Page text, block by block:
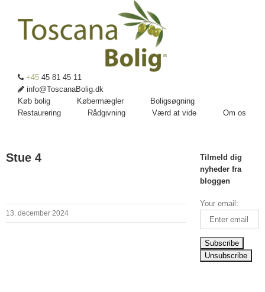
+45 45 81 45 11
info@ToscanaBolig.dk
Køb bolig
Købermægler
Boligsøgning
Restaurering
Rådgivning Værd at vide Om os
Stue 4
13. december 2024
Tilmeld dig
nyheder fra
bloggen
Your email: